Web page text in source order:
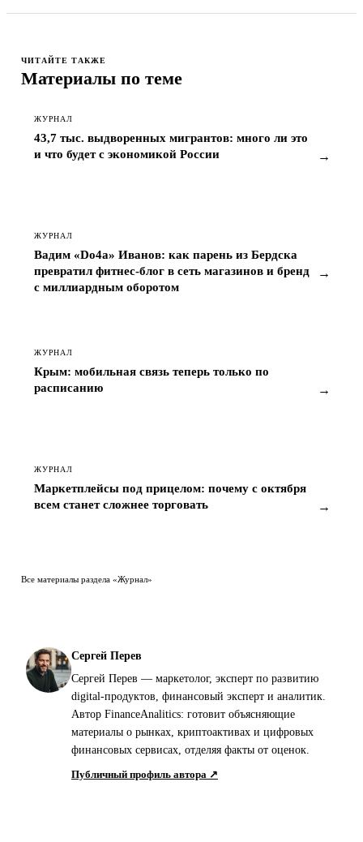
ЧИТАЙТЕ ТАКЖЕ
Материалы по теме
ЖУРНАЛ
43,7 тыс. выдворенных мигрантов: много ли это
и что будет с экономикой России
→
ЖУРНАЛ
Вадим «Do4a» Иванов: как парень из Бердска
превратил фитнес-блог в сеть магазинов и бренд
с миллиардным оборотом
→
ЖУРНАЛ
Крым: мобильная связь теперь только по
расписанию
→
ЖУРНАЛ
Маркетплейсы под прицелом: почему с октября
всем станет сложнее торговать
→
Все материалы раздела «Журнал»
Сергей Перев
Сергей Перев — маркетолог, эксперт по развитию
digital-продуктов, финансовый эксперт и аналитик.
Автор FinanceAnalitics: готовит объясняющие
материалы о рынках, криптоактивах и цифровых
финансовых сервисах, отделяя факты от оценок.
Публичный профиль автора ↗